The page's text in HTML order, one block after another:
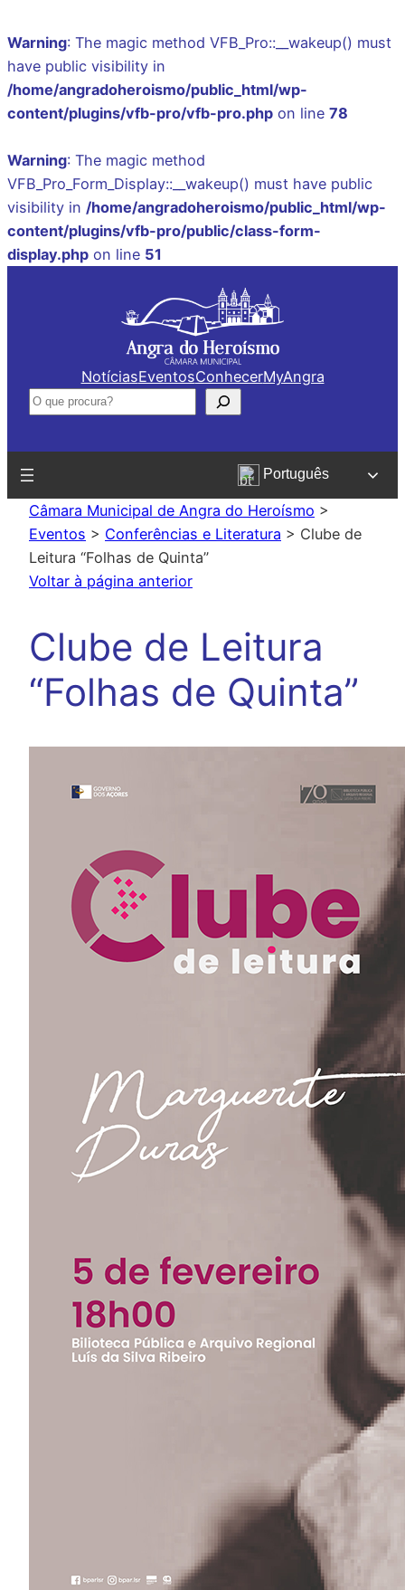
Warning: The magic method VFB_Pro::__wakeup() must
have public visibility in
/home/angradoheroismo/public_html/wp-
content/plugins/vfb-pro/vfb-pro.php on line 78
Warning: The magic method
VFB_Pro_Form_Display::__wakeup() must have public
visibility in /home/angradoheroismo/public_html/wp-
content/plugins/vfb-pro/public/class-form-
display.php on line 51
NotíciasEventosConhecerMyAngra
Pesquisar
Português
Câmara Municipal de Angra do Heroísmo >
Eventos > Conferências e Literatura > Clube de
Leitura “Folhas de Quinta”
Voltar à página anterior
Clube de Leitura
“Folhas de Quinta”